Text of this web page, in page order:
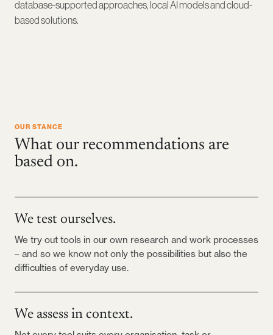
database-supported approaches, local AI models and cloud-
based solutions.
OUR STANCE
What our recommendations are
based on.
We test ourselves.
We try out tools in our own research and work processes
– and so we know not only the possibilities but also the
difficulties of everyday use.
We assess in context.